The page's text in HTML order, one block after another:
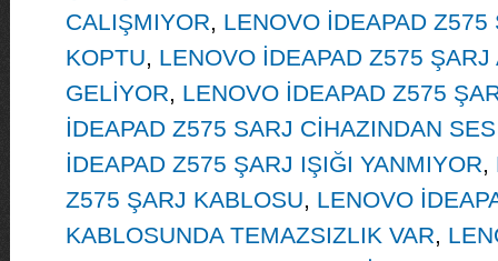
CALIŞMIYOR, LENOVO İDEAPAD
KOPTU, LENOVO İDEAPAD Z575
GELİYOR, LENOVO İDEAPAD Z575
İDEAPAD Z575 SARJ CİHAZINDAN
İDEAPAD Z575 ŞARJ IŞIĞI YANMIYOR,
Z575 ŞARJ KABLOSU, LENOVO
KABLOSUNDA TEMAZSIZLIK VAR,